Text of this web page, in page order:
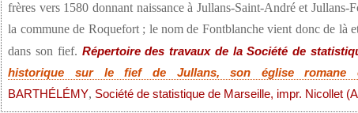
frères vers 1580 donnant naissance à Jullans-Saint-André et Jullans-
la commune de Roquefort ; le nom de Fontblanche vient donc de là
dans son fief. Répertoire des travaux de la Société de
historique sur le fief de Jullans, son église romane
BARTHÉLÉMY, Société de statistique de Marseille, impr. Nicollet